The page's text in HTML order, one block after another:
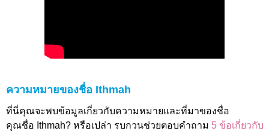
ความหมายของชื่อ Ithmah
ที่นี่คุณจะพบข้อมูลเกี่ยวกับความหมายและที่มาของชื่อ
คุณชื่อ Ithmah? หรือเปล่า รบกวนช่วยตอบคำถาม 5 ข้อเกี่ยวกับ